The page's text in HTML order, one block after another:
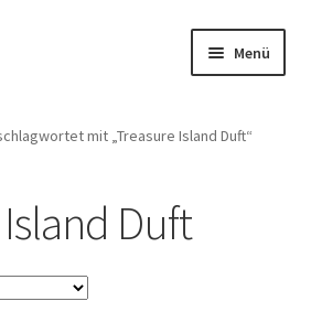
Menü
mit „Treasure Island Duft“
Duft